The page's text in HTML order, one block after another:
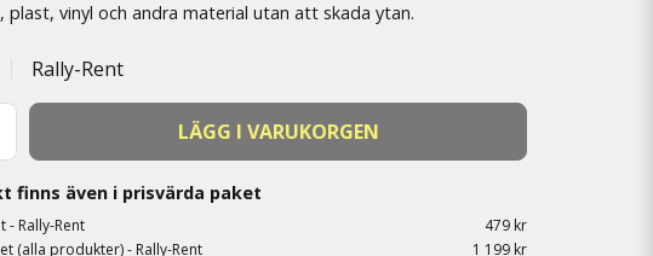
plast, vinyl och andra material utan att skada ytan.
Rally-Rent
LÄGG I VARUKORGEN
finns även i prisvärda paket
- Rally-Rent
479 kr
(alla produkter) - Rally-Rent
1 199 kr